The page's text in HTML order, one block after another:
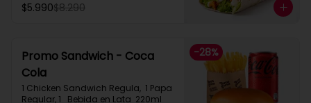
$5.990$8.290
-28%
Promo Sandwich - Coca
Cola
1 Chicken Sandwich Regula,  1 Papa
Regular, 1   Bebida en Lata  220ml